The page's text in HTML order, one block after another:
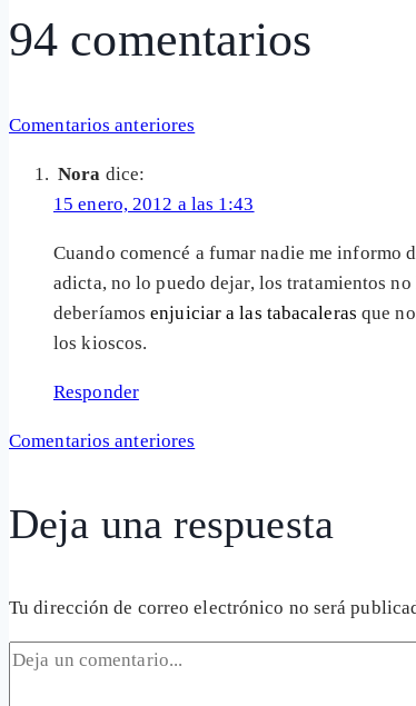
94 comentarios
Navegación
de
comentarios
Comentarios anteriores
Nora dice:
15 enero, 2012 a las 1:43
Cuando comencé a fumar nadie me informo
adicta, no lo puedo dejar, los tratamientos no
deberíamosenjuiciar a las tabacaleras que
los kioscos.
Responder
Navegación
de
Comentarios anteriores
Deja una respuesta
Tu dirección de correo electrónico no será